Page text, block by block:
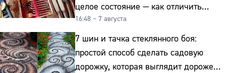
целое состояние — как отличить
подделку от мельхиора
16:48 – 7 августа
7 шин и тачка стеклянного боя:
простой способ сделать садовую
дорожку, которая выглядит дороже